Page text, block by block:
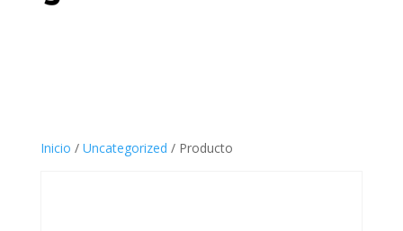
Inicio / Uncategorized / Producto